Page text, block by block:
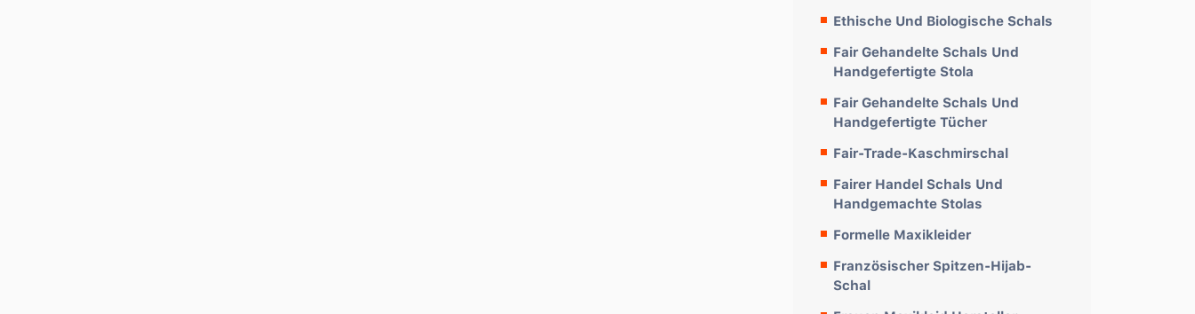
Ethische Und Biologische Schals
Fair Gehandelte Schals Und
Handgefertigte Stola
Fair Gehandelte Schals Und
Handgefertigte Tücher
Fair-Trade-Kaschmirschal
Fairer Handel Schals Und
Handgemachte Stolas
Formelle Maxikleider
Französischer Spitzen-Hijab-
Schal